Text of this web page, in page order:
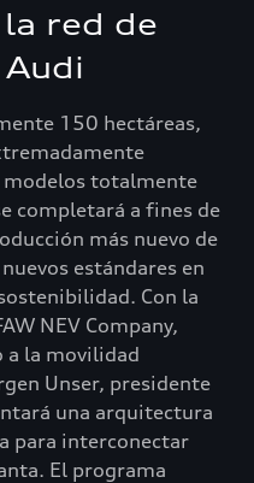
red de
150 hectáreas,
modelos totalmente
completará a fines de
más nuevo de
estándares en
Con la
NEV Company,
a la movilidad
Unser, presidente
una arquitectura
para interconectar
El programa